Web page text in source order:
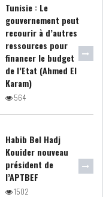
Tunisie : Le
gouvernement peut
recourir à d’autres
ressources pour
financer le budget
de l’Etat (Ahmed El
Karam)
564
Habib Bel Hadj
Kouider nouveau
président de
l’APTBEF
1502